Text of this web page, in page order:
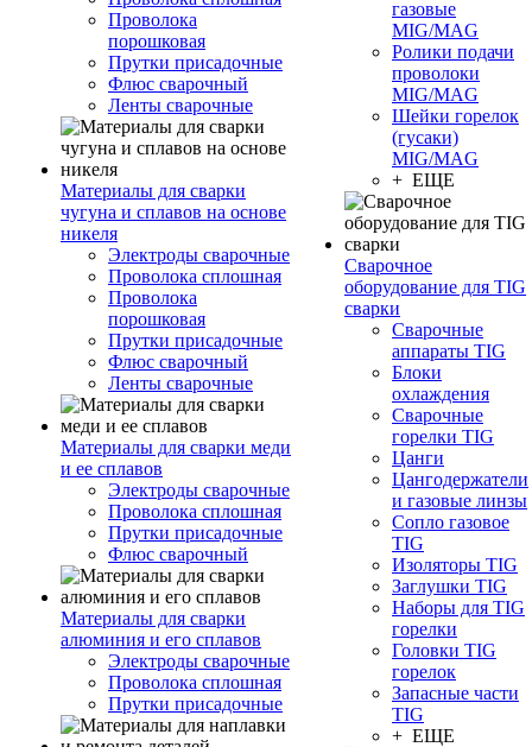
Проволока
порошковая
Прутки присадочные
Флюс сварочный
Ленты сварочные
Материалы для сварки
чугуна и сплавов на основе
никеля
Электроды сварочные
Проволока сплошная
Проволока
порошковая
Прутки присадочные
Флюс сварочный
Ленты сварочные
Материалы для сварки меди
и ее сплавов
Электроды сварочные
Проволока сплошная
Прутки присадочные
Флюс сварочный
Материалы для сварки
алюминия и его сплавов
Электроды сварочные
Проволока сплошная
Прутки присадочные
газовые
MIG/MAG
Ролики подачи
проволоки
MIG/MAG
Шейки горелок
(гусаки)
MIG/MAG
+ ЕЩЕ
Сварочное
оборудование для TIG
сварки
Сварочные
аппараты TIG
Блоки
охлаждения
Сварочные
горелки TIG
Цанги
Цангодержатели
и газовые линзы
Сопло газовое
TIG
Изоляторы TIG
Заглушки TIG
Наборы для TIG
горелки
Головки TIG
горелок
Запасные части
TIG
+ ЕЩЕ